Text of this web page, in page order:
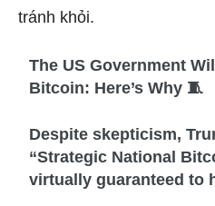
tránh khỏi.
The US Government
Bitcoin: Here’s Why 🧵
Despite skepticism,
“Strategic National
virtually guaranteed to